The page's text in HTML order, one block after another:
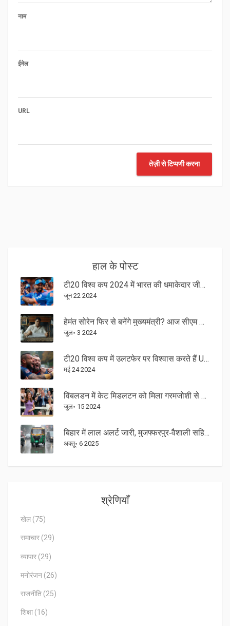
नाम
ईमेल
URL
तेज़ी से टिप्पणी करना
हाल के पोस्ट
टी20 विश्व कप 2024 में भारत की धमाकेदार जीत: सेमीफाइनल में पहुँचने के और करीब
जून 22 2024
हेमंत सोरेन फिर से बनेंगे मुख्यमंत्री? आज सीएम हाउस में होगा इंडिया गठबंधन का अहम बैठक
जुल॰ 3 2024
टी20 विश्व कप में उलटफेर पर विश्वास करते हैं USA के अली खान: बांग्लादेश के खिलाफ श्रृंखला जीत से बढ़ा आत्मविश्वास
मई 24 2024
विंबलडन में केट मिडलटन को मिला गरमजोशी से स्वागत, प्रिंसेस ऑफ वेल्स ने दिल जीता
जुल॰ 15 2024
बिहार में लाल अलर्ट जारी, मुजफ्फरपुर‑वैशाली सहित 26 जिलों को भारी बारिश का खतरा
अक्तू॰ 6 2025
श्रेणियाँ
खेल (75)
समाचार (29)
व्यापार (29)
मनोरंजन (26)
राजनीति (25)
शिक्षा (16)